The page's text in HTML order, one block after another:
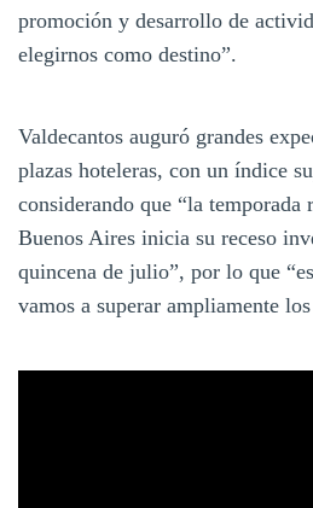
promoción y desarrollo de
elegirnos como destino”.
Valdecantos auguró grandes
plazas hoteleras, con un índice
considerando que “la
Buenos Aires inicia su receso
quincena de julio”, por lo que
vamos a superar ampliamente